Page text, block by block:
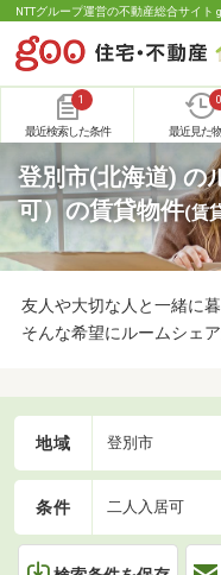
NTTグループ運営の不動産総合サイト
1
最近検索した条件
0
最近見た
登別市(北海道) の
可）の賃貸物件(賃
友人や大切な人と一緒に暮
そんな希望にルームシェ
地域 登別市
条件 二人入居可